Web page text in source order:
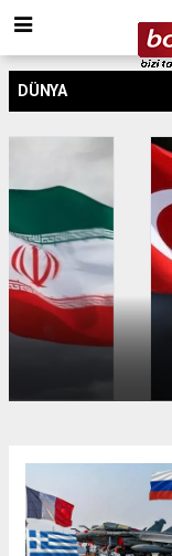
DÜNYA
Ermenistan